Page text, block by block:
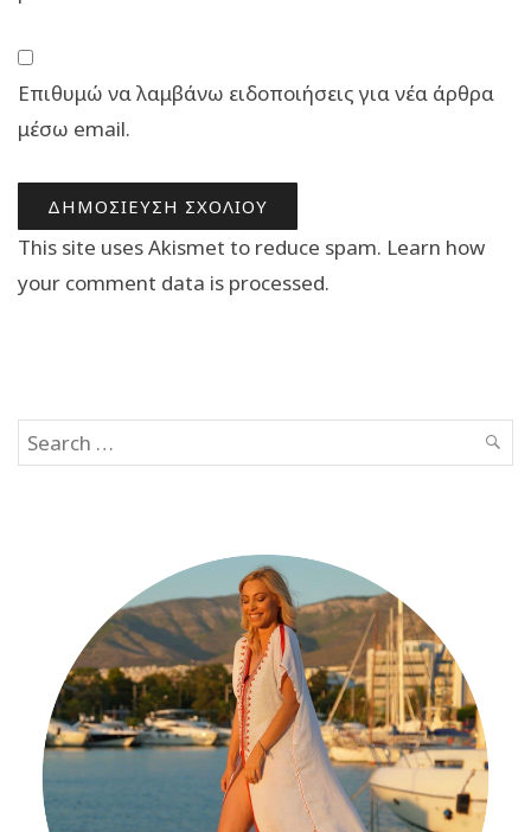
Επιθυμώ να λαμβάνω ειδοποιήσεις για νέα άρθρα
μέσω email.
This site uses Akismet to reduce spam. Learn how
your comment data is processed.
Search
for: